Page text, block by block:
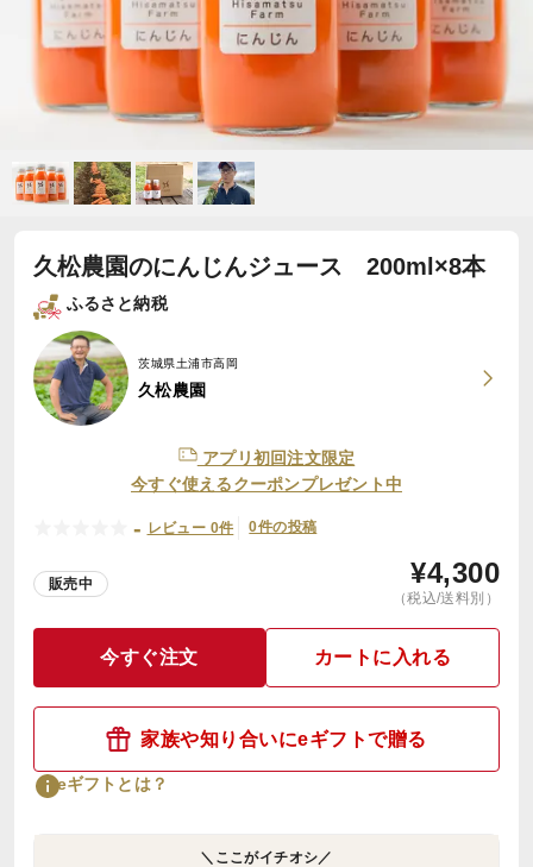
久松農園のにんじんジュース 200ml×8本
ふるさと納税
茨城県土浦市高岡
久松農園
アプリ初回注文限定
今すぐ使えるクーポンプレゼント中
- レビュー 0件 0件の投稿
販売中 ¥4,300
（税込/送料別）
今すぐ注文 カートに入れる
家族や知り合いにeギフトで贈る
eギフトとは？
＼ここがイチオシ／